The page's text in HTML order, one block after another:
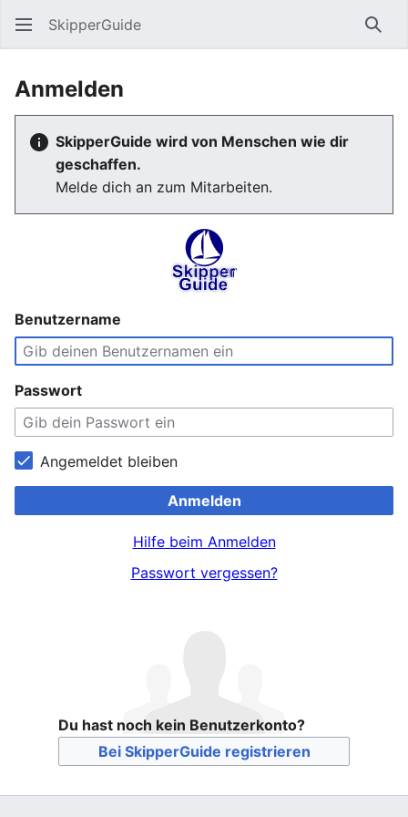
SkipperGuide
Anmelden
SkipperGuide wird von Menschen wie dir
geschaffen.
Melde dich an zum Mitarbeiten.
Benutzername
Passwort
Angemeldet bleiben
Anmelden
Hilfe beim Anmelden
Passwort vergessen?
Du hast noch kein Benutzerkonto?
Bei SkipperGuide registrieren